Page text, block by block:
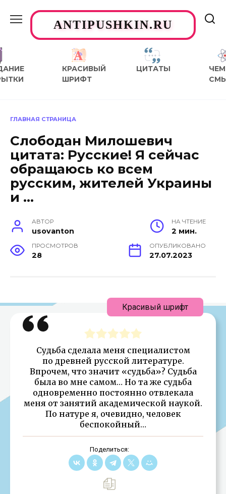
содержаниюANTIPUSHKIN.RU
КРАСИВЫЙ
ШРИФТ
ЦИТАТЫ
ЧЕМ
ГЛАВНАЯ СТРАНИЦА
Слободан Милошевич
цитата: Русские! Я сейчас
обращаюсь ко всем
русским, жителей Украины
и …
АВТОР
usovanton
НА ЧТЕНИЕ
2 мин.
ПРОСМОТРОВ
28
ОПУБЛИКОВАНО
27.07.2023
Судьба сделала меня специалистом
по древней русской литературе.
Впрочем, что значит «судьба»? Судьба
была во мне самом… Но та же судьба
одновременно постоянно отвлекала
меня от занятий академической наукой.
По натуре я, очевидно, человек
беспокойный…
Поделиться:
Красивый шрифт